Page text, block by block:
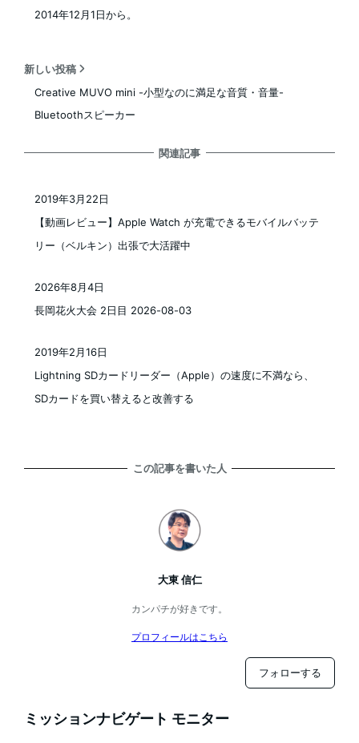
2014年12月1日から。
新しい投稿
Creative MUVO mini -小型なのに満足な音質・音量-
Bluetoothスピーカー
関連記事
【動画レビュー】Apple Watch が充電できるモバイルバッテ
リー（ベルキン）出張で大活躍中
2019年3月22日
長岡花火大会 2日目 2026-08-03
2026年8月4日
Lightning SDカードリーダー（Apple）の速度に不満なら、
SDカードを買い替えると改善する
投稿日
2019年2月16日
この記事を書いた人
大東 信仁
カンパチが好きです。
プロフィールはこちら
フォローする
ミッションナビゲート モニター